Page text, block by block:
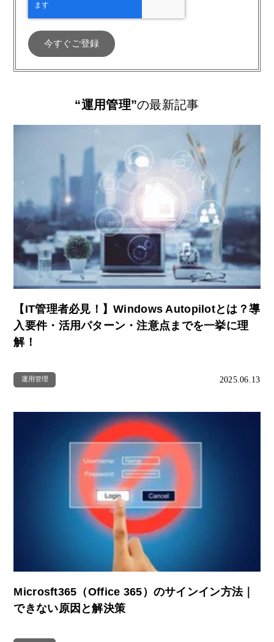
“運用管理”の最新記事
【IT管理者必見！】Windows Autopilotとは？導
入要件・活用パターン・注意点までを一挙に理
解！
運用管理 2025.06.13
Microsft365（Office 365）のサインイン方法｜
できない原因と解決策